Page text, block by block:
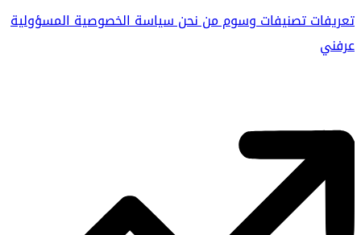
تعريفاتتصنيفاتوسوممن نحنسياسة الخصوصيةالمسؤولية
عرفني